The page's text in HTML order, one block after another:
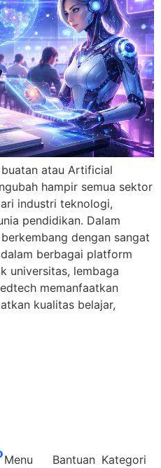
atau Artificial
hampir semua sektor
industri teknologi,
pendidikan. Dalam
dengan sangat
berbagai platform
universitas, lembaga
memanfaatkan
kualitas belajar,
Menu
Bantuan Kategori